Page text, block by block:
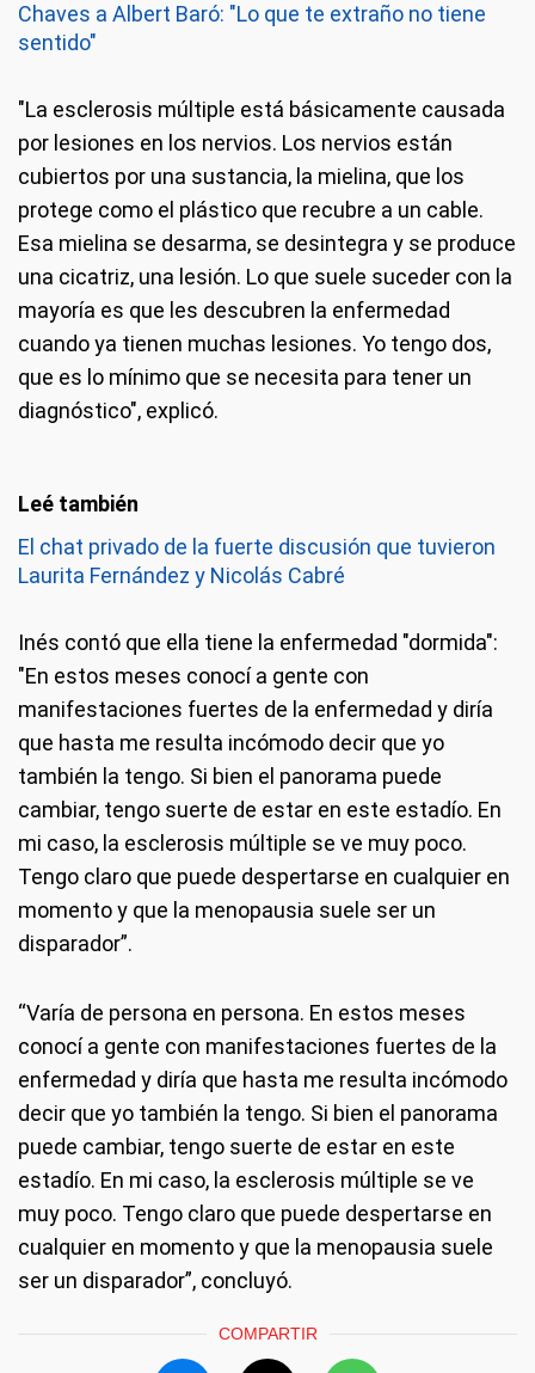
Chaves a Albert Baró: "Lo que te extraño no tiene
sentido"
"La esclerosis múltiple está básicamente causada
por lesiones en los nervios. Los nervios están
cubiertos por una sustancia, la mielina, que los
protege como el plástico que recubre a un cable.
Esa mielina se desarma, se desintegra y se produce
una cicatriz, una lesión. Lo que suele suceder con la
mayoría es que les descubren la enfermedad
cuando ya tienen muchas lesiones. Yo tengo dos,
que es lo mínimo que se necesita para tener un
diagnóstico", explicó.
El chat privado de la fuerte discusión que tuvieron
Laurita Fernández y Nicolás Cabré
Inés contó que ella tiene la enfermedad "dormida":
"En estos meses conocí a gente con
manifestaciones fuertes de la enfermedad y diría
que hasta me resulta incómodo decir que yo
también la tengo. Si bien el panorama puede
cambiar, tengo suerte de estar en este estadío. En
mi caso, la esclerosis múltiple se ve muy poco.
Tengo claro que puede despertarse en cualquier en
momento y que la menopausia suele ser un
disparador”.
“Varía de persona en persona. En estos meses
conocí a gente con manifestaciones fuertes de la
enfermedad y diría que hasta me resulta incómodo
decir que yo también la tengo. Si bien el panorama
puede cambiar, tengo suerte de estar en este
estadío. En mi caso, la esclerosis múltiple se ve
muy poco. Tengo claro que puede despertarse en
cualquier en momento y que la menopausia suele
ser un disparador”, concluyó.
COMPARTIR